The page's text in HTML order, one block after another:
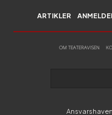
ARTIKLER
OM TEATERAVISEN